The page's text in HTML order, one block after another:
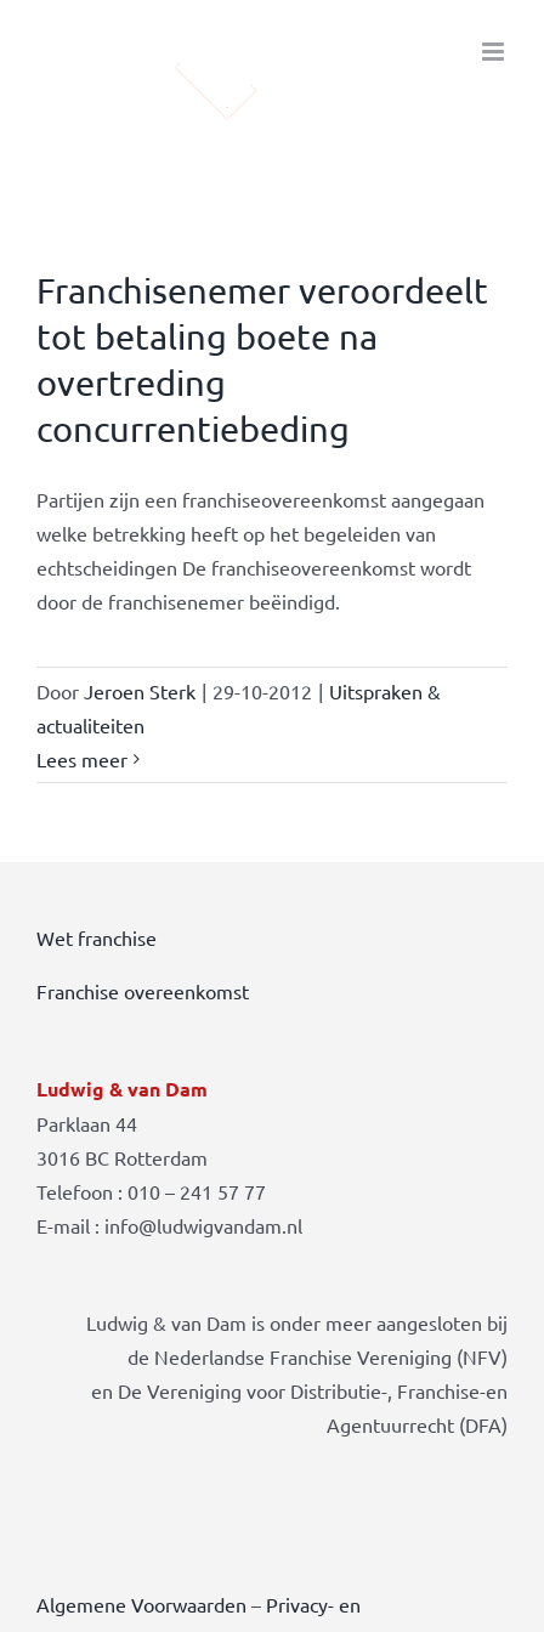
Franchisenemer veroordeelt
tot betaling boete na
overtreding
concurrentiebeding
Partijen zijn een franchiseovereenkomst aangegaan
welke betrekking heeft op het begeleiden van
echtscheidingen De franchiseovereenkomst wordt
door de franchisenemer beëindigd.
Door Jeroen Sterk | 29-10-2012 | Uitspraken &
actualiteiten
Lees meer
Wet franchise
Franchise overeenkomst
Ludwig & van Dam
Parklaan 44
3016 BC Rotterdam
Telefoon : 010 – 241 57 77
E-mail : info@ludwigvandam.nl
Ludwig & van Dam is onder meer aangesloten bij
de Nederlandse Franchise Vereniging (NFV)
en De Vereniging voor Distributie-, Franchise-en
Agentuurrecht (DFA)
Algemene Voorwaarden – Privacy- en